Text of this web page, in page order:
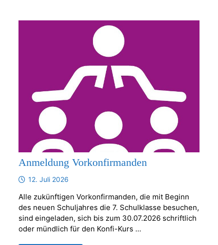
Anmeldung Vorkonfirmanden
12. Juli 2026
Alle zukünftigen Vorkonfirmanden, die mit Beginn
des neuen Schuljahres die 7. Schulklasse besuchen,
sind eingeladen, sich bis zum 30.07.2026 schriftlich
oder mündlich für den Konfi-Kurs …